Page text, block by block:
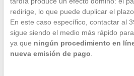
redirige, lo que puede duplicar el
En este caso específico, contactar al
sigue siendo el medio más rápido
ya que ningún procedimiento en
nueva emisión de pago.